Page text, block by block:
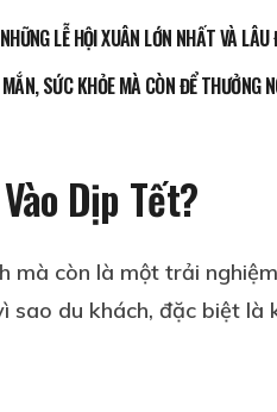
LỄ HỘI XUÂN LỚN NHẤT VÀ
SỨC KHỎE MÀ CÒN ĐỂ THƯỞNG
Dịp Tết?
mà còn là một trải
du khách, đặc biệt là